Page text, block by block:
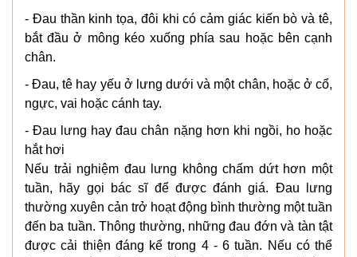
- Đau thần kinh tọa, đôi khi có cảm giác kiến bò và tê,
bắt đầu ở mông kéo xuống phía sau hoặc bên cạnh
chân.
- Đau, tê hay yếu ở lưng dưới và một chân, hoặc ở cổ,
ngực, vai hoặc cánh tay.
- Đau lưng hay đau chân nặng hơn khi ngồi, ho hoặc
hắt hơi
Nếu trải nghiệm đau lưng không chấm dứt hơn một
tuần, hãy gọi bác sĩ để được đánh giá. Đau lưng
thường xuyên cản trở hoạt động bình thường một tuần
đến ba tuần. Thông thường, những đau đớn và tàn tật
được cải thiện đáng kể trong 4 - 6 tuần. Nếu có thể